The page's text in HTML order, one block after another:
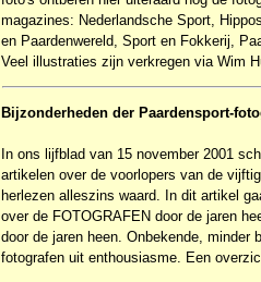
magazines: Nederlandsche Sport,
en Paardenwereld, Sport en Fokkerij,
Veel illustraties zijn verkregen via Wim
Bijzonderheden der Paardensport-
In ons lijfblad van 15 november 2001
artikelen over de voorlopers van de
herlezen alleszins waard. In dit artikel
over de FOTOGRAFEN door de jaren
door de jaren heen. Onbekende, minder
fotografen uit enthousiasme. Een